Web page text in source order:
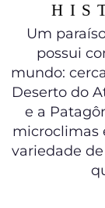
Um
possui
mundo:
Deserto do
e a
microclimas
variedade